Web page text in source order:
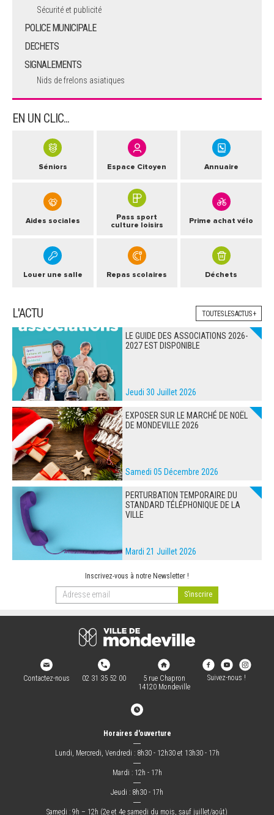
Sécurité et publicité
POLICE MUNICIPALE
DECHETS
SIGNALEMENTS
Nids de frelons asiatiques
EN UN CLIC...
Séniors Espace Citoyen Annuaire
Aides sociales
Pass sport
culture loisirs
Prime achat vélo
Louer une salle Repas scolaires Déchets
L'ACTU TOUTES LES ACTUS +
LE GUIDE DES ASSOCIATIONS 2026-
2027 EST DISPONIBLE
Jeudi 30 Juillet 2026
EXPOSER SUR LE MARCHÉ DE NOËL
DE MONDEVILLE 2026
Samedi 05 Décembre 2026
PERTURBATION TEMPORAIRE DU
STANDARD TÉLÉPHONIQUE DE LA
VILLE
Mardi 21 Juillet 2026
Inscrivez-vous à notre Newsletter !
Contactez-nous 02 31 35 52 00
5 rue Chapron
14120 Mondeville
Suivez-nous !
Horaires d'ouverture
―
Lundi, Mercredi, Vendredi : 8h30 - 12h30 et 13h30 - 17h
―
Mardi : 12h - 17h
―
Jeudi : 8h30 - 17h
―
Samedi : 9h – 12h (2e et 4e samedi du mois, sauf juillet/août)